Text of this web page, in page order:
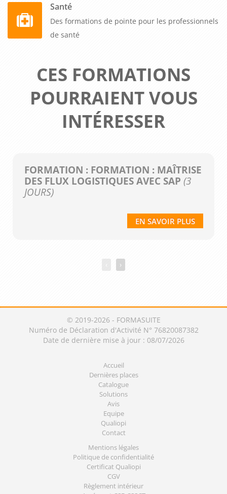
Santé
Des formations de pointe pour les professionnels
de santé
CES FORMATIONS
POURRAIENT VOUS
INTÉRESSER
FORMATION : FORMATION : MAÎTRISE
DES FLUX LOGISTIQUES AVEC SAP (3
JOURS)
EN SAVOIR PLUS
›
© 2019-2026 - FORMASUITE
Numéro de Déclaration d'Activité N° 76820087382
Date de dernière mise à jour : 08/07/2026
Accueil
Dernières places
Catalogue
Solutions
Avis
Equipe
Qualiopi
Contact
Mentions légales
Politique de confidentialité
Certificat Qualiopi
CGV
Règlement intérieur